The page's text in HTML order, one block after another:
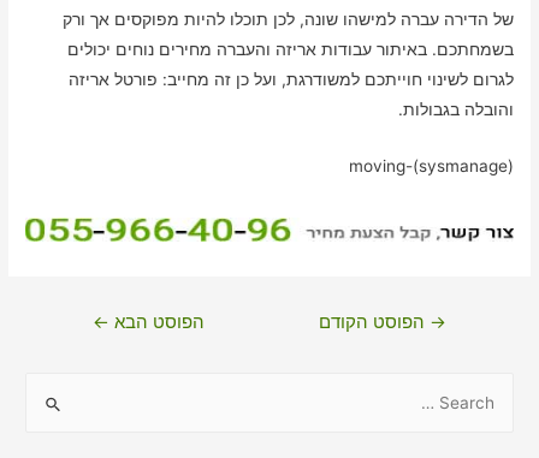
של הדירה עברה למישהו שונה, לכן תוכלו להיות מפוקסים אך ורק
בשמחתכם. באיתור עבודות אריזה והעברה מחירים נוחים יכולים
לגרום לשינוי חוייתכם למשודרגת, ועל כן זה מחייב: פורטל אריזה
והובלה בגבולות.
moving-(sysmanage)
ניווט→ הפוסט הקודם הפוסט הבא ←